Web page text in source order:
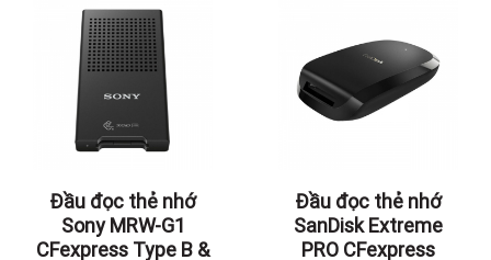
Đầu đọc thẻ nhớ
Sony MRW-G1
CFexpress Type B &
Đầu đọc thẻ nhớ
SanDisk Extreme
PRO CFexpress